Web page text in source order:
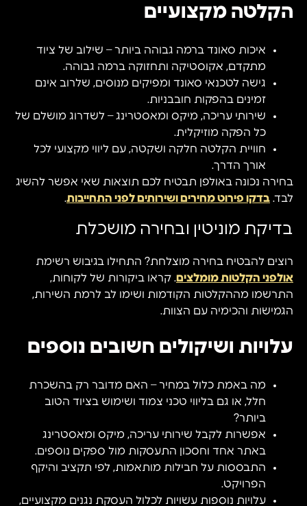
הקלטה מקצועיים
איכות סאונד ברמה גבוהה ביותר – שילוב של ציוד
מתקדם, אקוסטיקה ותחזוקה ברמה גבוהה.
גישה לטכנאי סאונד ומפיקים מנוסים, שלרוב אינם
זמינים בהפקות חובבניות.
שירותי עריכה, מיקס ומאסטרינג – לשדרוג מושלם של
כל הפקה מוזיקלית.
חוויית הקלטה חלקה ושקטה, עם ליווי מקצועי לכל
אורך הדרך.
בחירה נכונה באולפן תבטיח לכם תוצאות שאי אפשר להשיג
לבד. בדקו פירוט מחירים ושירותים לפני התחייבות.
בדיקת מוניטין ובחירה מושכלת
רוצים להבטיח בחירה מוצלחת? התחילו בגיבוש רשימת
אולפני הקלטות מומלצים. קראו ביקורות של לקוחות,
התרשמו מההקלטות הקודמות ושימו לב לרמת השירות,
הגמישות והכימיה עם הצוות.
עלויות ושיקולים חשובים נוספים
מה באמת כלול במחיר – האם מדובר רק בהשכרת
חלל, או גם בליווי טכני צמוד ושימוש בציוד הטוב
ביותר?
אפשרות לקבל שירותי עריכה, מיקס ומאסטרינג
באתר אחד וחסכון התעסקות מול ספקים נוספים.
התבססות על חבילות מותאמות, לפי תקציב והיקף
הפרויקט.
עלויות נוספות עשויות לכלול העסקת נגנים מקצועיים,